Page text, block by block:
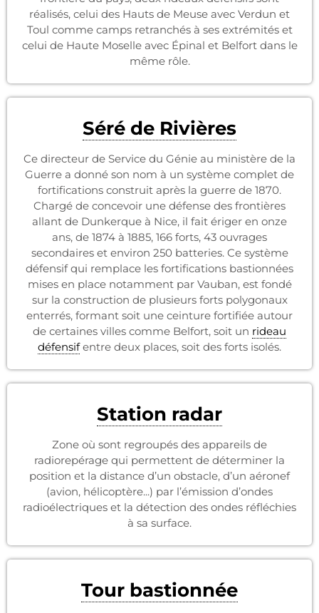
réalisés, celui des Hauts de Meuse avec Verdun et
Toul comme camps retranchés à ses extrémités et
celui de Haute Moselle avec Épinal et Belfort dans le
même rôle.
Séré de Rivières
Ce directeur de Service du Génie au ministère de la
Guerre a donné son nom à un système complet de
fortifications construit après la guerre de 1870.
Chargé de concevoir une défense des frontières
allant de Dunkerque à Nice, il fait ériger en onze
ans, de 1874 à 1885, 166 forts, 43 ouvrages
secondaires et environ 250 batteries. Ce système
défensif qui remplace les fortifications bastionnées
mises en place notamment par Vauban, est fondé
sur la construction de plusieurs forts polygonaux
enterrés, formant soit une ceinture fortifiée autour
de certaines villes comme Belfort, soit un rideau
défensifentre deux places, soit des forts isolés.
Station radar
Zone où sont regroupés des appareils de
radiorepérage qui permettent de déterminer la
position et la distance d’un obstacle, d’un aéronef
(avion, hélicoptère...) par l’émission d’ondes
radioélectriques et la détection des ondes réfléchies
à sa surface.
Tour bastionnée